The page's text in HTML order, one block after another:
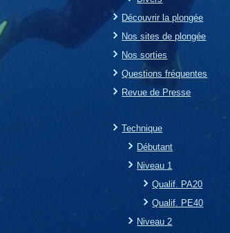
Découvrir la plongée
Nos sites de plongée
Nos sorties
Questions fréquentes
Revue de Presse
Technique
Débutant
Niveau 1
Qualif. PA20
Qualif. PE40
Niveau 2